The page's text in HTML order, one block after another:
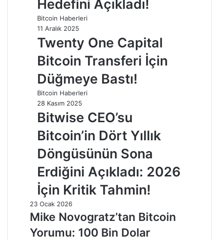
Hedefini Açıkladı!
Bitcoin Haberleri
11 Aralık 2025
Twenty One Capital
Bitcoin Transferi İçin
Düğmeye Bastı!
Bitcoin Haberleri
28 Kasım 2025
Bitwise CEO’su
Bitcoin’in Dört Yıllık
Döngüsünün Sona
Erdiğini Açıkladı: 2026
İçin Kritik Tahmin!
23 Ocak 2026
Mike Novogratz’tan Bitcoin
Yorumu: 100 Bin Dolar